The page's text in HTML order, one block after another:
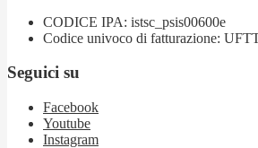
CODICE IPA: istsc_psis00600e
Codice univoco di fatturazione:
Seguici su
Facebook
Youtube
Instagram